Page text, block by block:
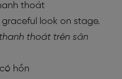
thoát
look on stage.
thoát trên sân
hồn